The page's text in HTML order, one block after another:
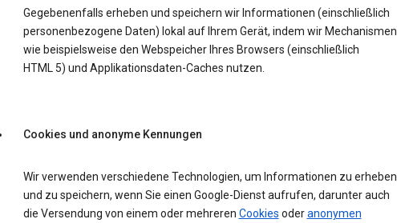
Gegebenenfalls erheben und speichern wir Informationen (einschließlich
personenbezogene Daten) lokal auf Ihrem Gerät, indem wir Mechanismen
wie beispielsweise den Webspeicher Ihres Browsers (einschließlich
HTML 5) und Applikationsdaten-Caches nutzen.
Cookies und anonyme Kennungen
Wir verwenden verschiedene Technologien, um Informationen zu erheben
und zu speichern, wenn Sie einen Google-Dienst aufrufen, darunter auch
die Versendung von einem oder mehreren Cookies oderanonymen